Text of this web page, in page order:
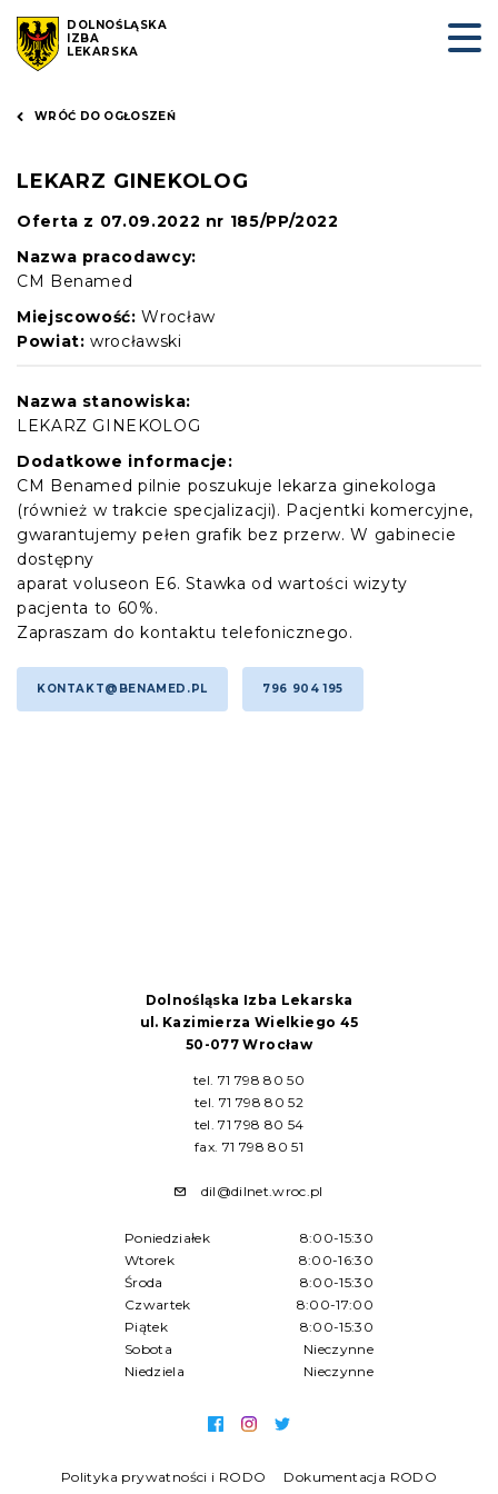
DOLNOŚLĄSKA
IZBA
LEKARSKA
WRÓĆ DO OGŁOSZEŃ
LEKARZ GINEKOLOG
Oferta z 07.09.2022 nr 185/PP/2022
Nazwa pracodawcy:
CM Benamed
Miejscowość: Wrocław
Powiat: wrocławski
Nazwa stanowiska:
LEKARZ GINEKOLOG
Dodatkowe informacje:
CM Benamed pilnie poszukuje lekarza ginekologa
(również w trakcie specjalizacji). Pacjentki komercyjne,
gwarantujemy pełen grafik bez przerw. W gabinecie
dostępny
aparat voluseon E6. Stawka od wartości wizyty
pacjenta to 60%.
Zapraszam do kontaktu telefonicznego.
KONTAKT@BENAMED.PL 796 904 195
Dolnośląska Izba Lekarska
ul. Kazimierza Wielkiego 45
50-077 Wrocław
tel. 71 798 80 50
tel. 71 798 80 52
tel. 71 798 80 54
fax. 71 798 80 51
dil@dilnet.wroc.pl
Poniedziałek
8:00-15:30
Wtorek
8:00-16:30
Środa
8:00-15:30
Czwartek
8:00-17:00
Piątek
8:00-15:30
Sobota
Nieczynne
Niedziela
Nieczynne
Polityka prywatności i RODO Dokumentacja RODO